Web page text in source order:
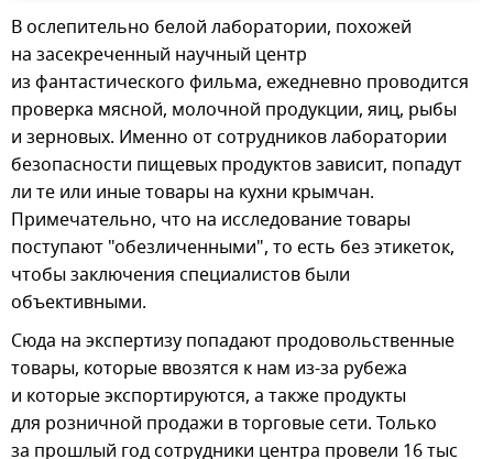
В ослепительно белой лаборатории, похожей
на засекреченный научный центр
из фантастического фильма, ежедневно проводится
проверка мясной, молочной продукции, яиц, рыбы
и зерновых. Именно от сотрудников лаборатории
безопасности пищевых продуктов зависит, попадут
ли те или иные товары на кухни крымчан.
Примечательно, что на исследование товары
поступают "обезличенными", то есть без этикеток,
чтобы заключения специалистов были
объективными.
Сюда на экспертизу попадают продовольственные
товары, которые ввозятся к нам из-за рубежа
и которые экспортируются, а также продукты
для розничной продажи в торговые сети. Только
за прошлый год сотрудники центра провели 16 тыс